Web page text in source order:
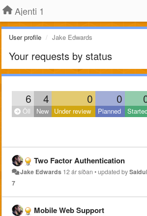
Ajenti 1
User profile Jake Edwards
Your requests by status
6 4 0 0
Öll New Under review Planned
Two Factor Authentication
Jake Edwards 12 ár síðan •updated by
7
Mobile Web Support